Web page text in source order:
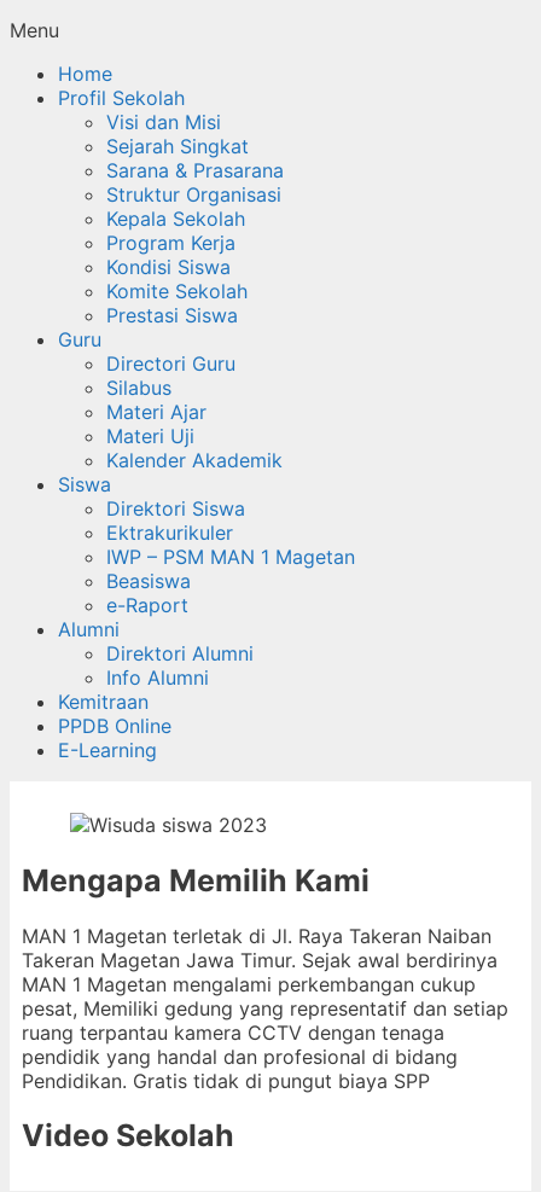
Menu
Home
Profil Sekolah
Visi dan Misi
Sejarah Singkat
Sarana & Prasarana
Struktur Organisasi
Kepala Sekolah
Program Kerja
Kondisi Siswa
Komite Sekolah
Prestasi Siswa
Guru
Directori Guru
Silabus
Materi Ajar
Materi Uji
Kalender Akademik
Siswa
Direktori Siswa
Ektrakurikuler
IWP – PSM MAN 1 Magetan
Beasiswa
e-Raport
Alumni
Direktori Alumni
Info Alumni
Kemitraan
PPDB Online
E-Learning
Mengapa Memilih Kami
MAN 1 Magetan terletak di Jl. Raya Takeran Naiban
Takeran Magetan Jawa Timur. Sejak awal berdirinya
MAN 1 Magetan mengalami perkembangan cukup
pesat, Memiliki gedung yang representatif dan setiap
ruang terpantau kamera CCTV dengan tenaga
pendidik yang handal dan profesional di bidang
Pendidikan. Gratis tidak di pungut biaya SPP
Video Sekolah